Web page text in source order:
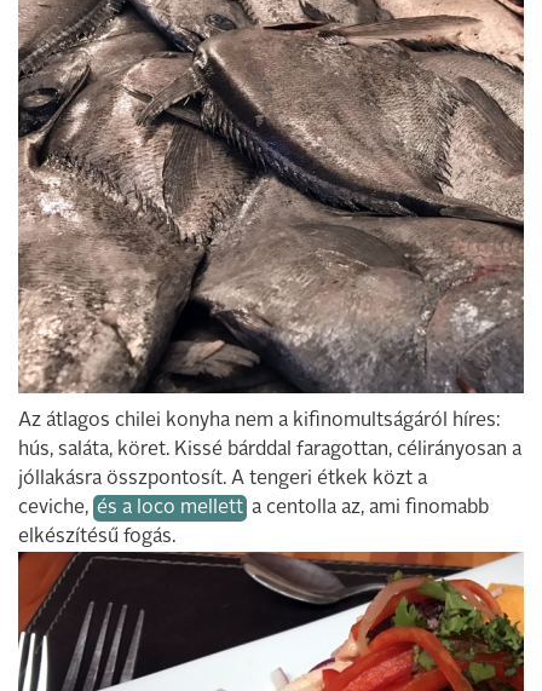
Az átlagos chilei konyha nem a kifinomultságáról híres:
hús, saláta, köret. Kissé bárddal faragottan, célirányosan a
jóllakásra összpontosít. A tengeri étkek közt a
ceviche, és a loco mellett a centolla az, ami finomabb
elkészítésű fogás.